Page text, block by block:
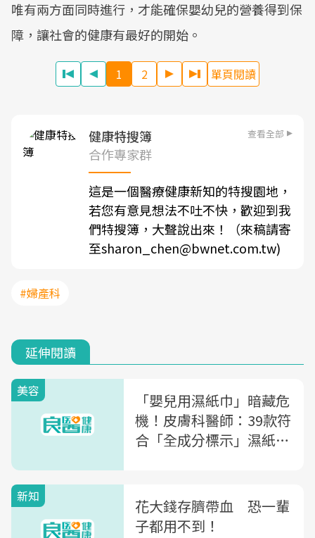
唯有兩方面同時進行，才能確保嬰幼兒的營養得到保
障，讓社會的健康有最好的開始。
1 2 單頁閱讀
健康特搜簿 查看全部
合作專家群
這是一個醫療健康新知的特搜園地，
若您有意見想法不吐不快，歡迎到我
們特搜簿，大聲說出來！（來稿請寄
至sharon_chen@bwnet.com.tw)
#婦產科
延伸閱讀
美容
「嬰兒用濕紙巾」暗藏危
機！皮膚科醫師：39款符
合「全成分標示」濕紙巾
新知
花大錢存臍帶血 恐一輩
子都用不到！